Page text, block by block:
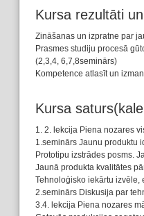
Kursa rezultāti
Zināšanas un izpratne par
Prasmes studiju procesā
(2,3,4, 6,7,8seminārs)
Kompetence atlasīt un
Kursa
1. 2. lekcija Piena nozares
1.seminārs Jaunu produktu
Prototipu izstrādes posms.
Jaunā produkta kvalitātes
Tehnoloģisko iekārtu izvēle,
2.seminārs Diskusija par
3.4. lekcija Piena nozares